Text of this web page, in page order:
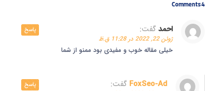
4 Comments
احمد گفت:
ژوئن 22, 2022 در 11:28 ق.ظ
خیلی مقاله خوب و مفیدی بود ممنو از شما
پاسخ
FoxSeo-Ad گفت: پاسخ